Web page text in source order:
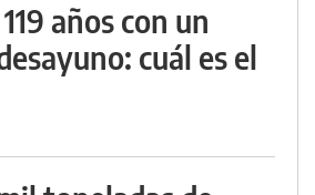
años con un
cuál es el